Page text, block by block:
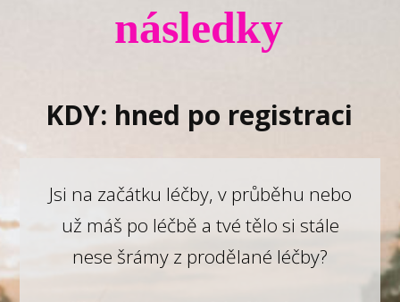
následky
KDY: hned po registraci
Jsi na začátku léčby, v průběhu nebo
už máš po léčbě a tvé tělo si stále
nese šrámy z prodělané léčby?